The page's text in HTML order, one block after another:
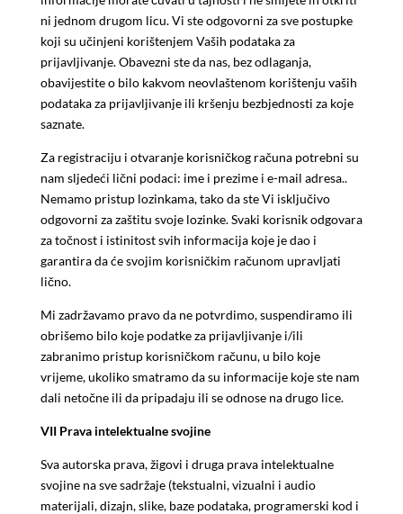
ni jednom drugom licu. Vi ste odgovorni za sve postupke
koji su učinjeni korištenjem Vaših podataka za
prijavljivanje. Obavezni ste da nas, bez odlaganja,
obavijestite o bilo kakvom neovlaštenom korištenju vaših
podataka za prijavljivanje ili kršenju bezbjednosti za koje
saznate.
Za registraciju i otvaranje korisničkog računa potrebni su
nam sljedeći lični podaci: ime i prezime i e-mail adresa..
Nemamo pristup lozinkama, tako da ste Vi isključivo
odgovorni za zaštitu svoje lozinke. Svaki korisnik odgovara
za točnost i istinitost svih informacija koje je dao i
garantira da će svojim korisničkim računom upravljati
lično.
Mi zadržavamo pravo da ne potvrdimo, suspendiramo ili
obrišemo bilo koje podatke za prijavljivanje i/ili
zabranimo pristup korisničkom računu, u bilo koje
vrijeme, ukoliko smatramo da su informacije koje ste nam
dali netočne ili da pripadaju ili se odnose na drugo lice.
VII Prava intelektualne svojine
Sva autorska prava, žigovi i druga prava intelektualne
svojine na sve sadržaje (tekstualni, vizualni i audio
materijali, dizajn, slike, baze podataka, programerski kod i